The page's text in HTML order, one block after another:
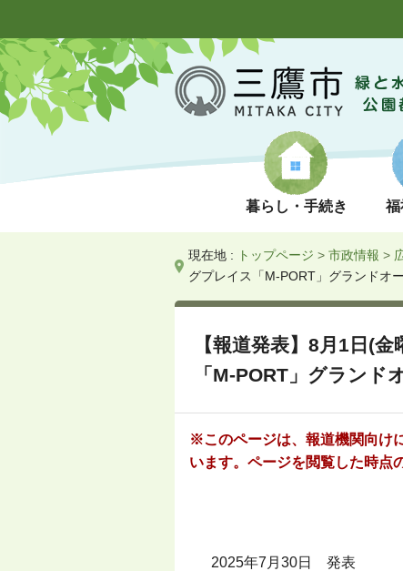
暮らし・手続き
現在地 : トップページ > 市政情報 >
グプレイス「M-PORT」グランドオ
【報道発表】8月1日(
「M-PORT」グランド
※このページは、報道機関向け
います。ページを閲覧した時点
2025年7月30日 発表